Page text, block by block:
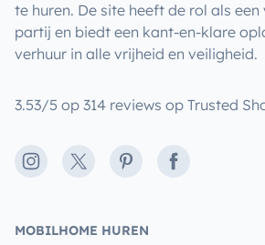
te huren. De site heeft de rol als
partij en biedt een kant-en-klare
verhuur in alle vrijheid en veiligheid.
3.53/5 op 314 reviews op Trusted
Instagram
X PinterestFacebook
MOBILHOME HUREN